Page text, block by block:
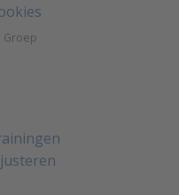
Groep